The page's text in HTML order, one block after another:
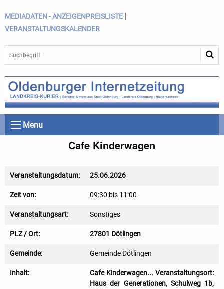
MEDIADATEN - ANZEIGENPREISLISTE |
VERANSTALTUNGSKALENDER
Menu
Cafe Kinderwagen
Veranstaltungsdatum: 25.06.2026
Zeit von: 09:30 bis 11:00
Veranstaltungsart: Sonstiges
PLZ / Ort: 27801 Dötlingen
Gemeinde: Gemeinde Dötlingen
Inhalt:
Cafe Kinderwagen... Veranstaltungsort:
Haus der Generationen, Schulweg 1b,